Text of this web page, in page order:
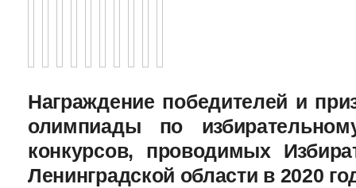
Награждение победителей и
олимпиады по
конкурсов, проводимых
Ленинградской области в 2020